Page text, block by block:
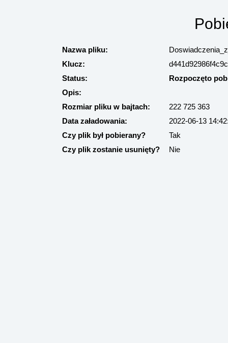
Nazwa pliku:
Klucz:
Status:
Rozpoczęto
Opis:
Rozmiar pliku w bajtach:
222 725 363
Data załadowania:
2022-06-13
Czy plik był pobierany?
Tak
Czy plik zostanie usunięty?
Nie